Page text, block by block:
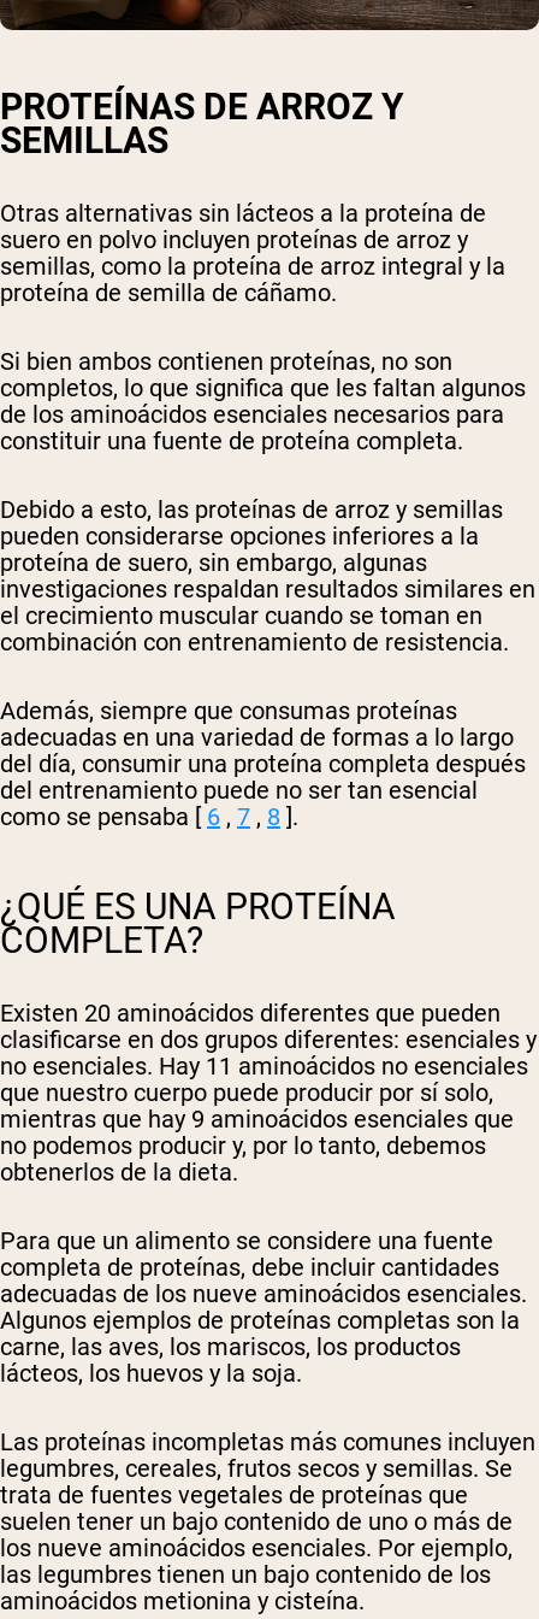
PROTEÍNAS DE ARROZ Y
SEMILLAS
Otras alternativas sin lácteos a la proteína de
suero en polvo incluyen proteínas de arroz y
semillas, como la proteína de arroz integral y la
proteína de semilla de cáñamo.
Si bien ambos contienen proteínas, no son
completos, lo que significa que les faltan algunos
de los aminoácidos esenciales necesarios para
constituir una fuente de proteína completa.
Debido a esto, las proteínas de arroz y semillas
pueden considerarse opciones inferiores a la
proteína de suero, sin embargo, algunas
investigaciones respaldan resultados similares en
el crecimiento muscular cuando se toman en
combinación con entrenamiento de resistencia.
Además, siempre que consumas proteínas
adecuadas en una variedad de formas a lo largo
del día, consumir una proteína completa después
del entrenamiento puede no ser tan esencial
como se pensaba [ 6 , 7 , 8 ].
¿QUÉ ES UNA PROTEÍNA
COMPLETA?
Existen 20 aminoácidos diferentes que pueden
clasificarse en dos grupos diferentes: esenciales y
no esenciales. Hay 11 aminoácidos no esenciales
que nuestro cuerpo puede producir por sí solo,
mientras que hay 9 aminoácidos esenciales que
no podemos producir y, por lo tanto, debemos
obtenerlos de la dieta.
Para que un alimento se considere una fuente
completa de proteínas, debe incluir cantidades
adecuadas de los nueve aminoácidos esenciales.
Algunos ejemplos de proteínas completas son la
carne, las aves, los mariscos, los productos
lácteos, los huevos y la soja.
Las proteínas incompletas más comunes incluyen
legumbres, cereales, frutos secos y semillas. Se
trata de fuentes vegetales de proteínas que
suelen tener un bajo contenido de uno o más de
los nueve aminoácidos esenciales. Por ejemplo,
las legumbres tienen un bajo contenido de los
aminoácidos metionina y cisteína.